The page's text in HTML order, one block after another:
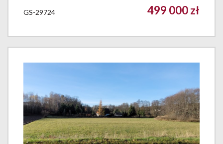
GS-29724 499 000 zł